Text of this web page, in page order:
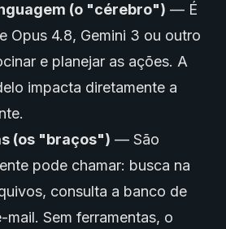
(o "cérebro") — É
Opus 4.8, Gemini 3 ou outro
e planejar as ações. A
impacta diretamente a
(os "braços") — São
pode chamar: busca na
consulta a banco de
Sem ferramentas, o